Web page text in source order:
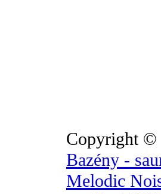
Copyright ©
Bazény -
Melodic